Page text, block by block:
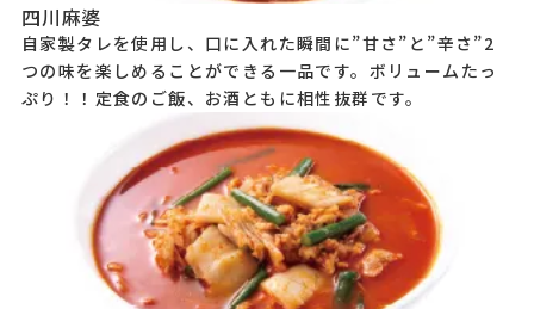
四川麻婆
自家製タレを使用し、口に入れた瞬間に”甘さ”と”辛さ”2
つの味を楽しめることができる一品です。ボリュームたっ
ぷり！！定食のご飯、お酒ともに相性抜群です。